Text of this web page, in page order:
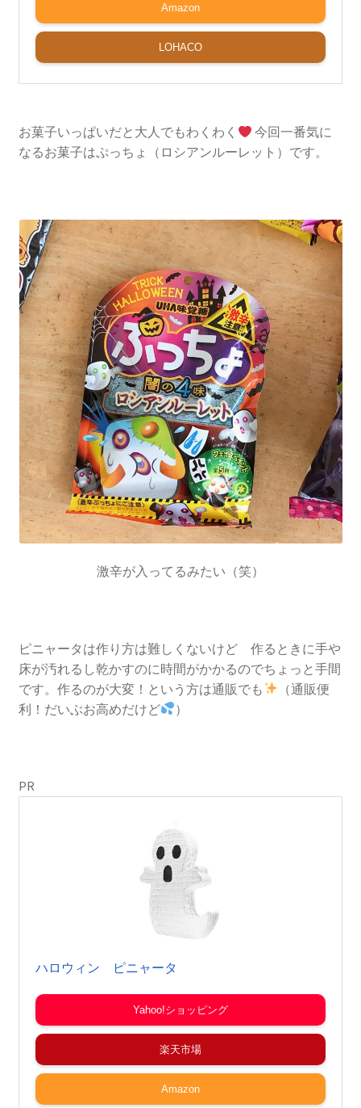
Amazon
LOHACO
お菓子いっぱいだと大人でもわくわく
今回一番気に
なるお菓子はぷっちょ（ロシアンルーレット）です。
激辛が入ってるみたい（笑）
ピニャータは作り方は難しくないけど 作るときに手や
床が汚れるし乾かすのに時間がかかるのでちょっと手間
です。作るのが大変！という方は通販でも
（通販便
利！だいぶお高めだけど
）
PR
ハロウィン ピニャータ
Yahoo!ショッピング
楽天市場
Amazon